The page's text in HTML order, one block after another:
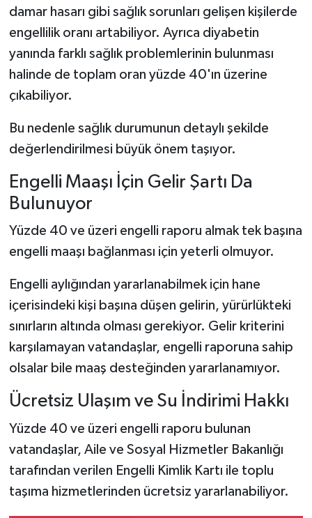
damar hasarı gibi sağlık sorunları gelişen kişilerde
engellilik oranı artabiliyor. Ayrıca diyabetin
yanında farklı sağlık problemlerinin bulunması
halinde de toplam oran yüzde 40'ın üzerine
çıkabiliyor.
Bu nedenle sağlık durumunun detaylı şekilde
değerlendirilmesi büyük önem taşıyor.
Engelli Maaşı İçin Gelir Şartı Da
Bulunuyor
Yüzde 40 ve üzeri engelli raporu almak tek başına
engelli maaşı bağlanması için yeterli olmuyor.
Engelli aylığından yararlanabilmek için hane
içerisindeki kişi başına düşen gelirin, yürürlükteki
sınırların altında olması gerekiyor. Gelir kriterini
karşılamayan vatandaşlar, engelli raporuna sahip
olsalar bile maaş desteğinden yararlanamıyor.
Ücretsiz Ulaşım ve Su İndirimi Hakkı
Yüzde 40 ve üzeri engelli raporu bulunan
vatandaşlar, Aile ve Sosyal Hizmetler Bakanlığı
tarafından verilen Engelli Kimlik Kartı ile toplu
taşıma hizmetlerinden ücretsiz yararlanabiliyor.